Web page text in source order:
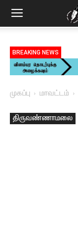
BREAKING NEWS
முகப்பு மாவட்டம்
திருவண்ணாமலை